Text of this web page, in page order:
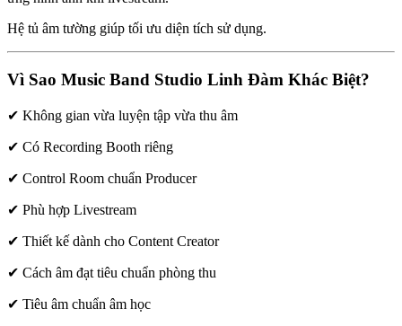
Hệ tủ âm tường giúp tối ưu diện tích sử dụng.
Vì Sao Music Band Studio Linh Đàm Khác Biệt?
✔ Không gian vừa luyện tập vừa thu âm
✔ Có Recording Booth riêng
✔ Control Room chuẩn Producer
✔ Phù hợp Livestream
✔ Thiết kế dành cho Content Creator
✔ Cách âm đạt tiêu chuẩn phòng thu
✔ Tiêu âm chuẩn âm học